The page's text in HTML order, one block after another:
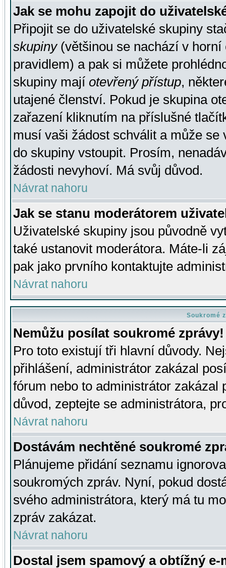
Jak se mohu zapojit do
Připojit se do uživatelské skupiny
skupiny(většinou se nachází v horní
pravidlem) a pak si můžete
skupiny mají otevřený přístup,
utajené členství. Pokud je skupina
zařazení kliknutím na příslušné
musí vaši žádost schválit a může se
do skupiny vstoupit. Prosím,
žádosti nevyhoví. Má svůj důvod.
Návrat nahoru
Jak se stanu moderátorem
Uživatelské skupiny jsou původně
také ustanovit moderátora. Máte-li
pak jako prvního kontaktujte
Návrat nahoru
Soukromé
Nemůžu posílat soukromé zprávy!
Pro toto existují tři hlavní důvody.
přihlášení, administrátor zakázal
fórum nebo to administrátor zakázal
důvod, zeptejte se administrátora,
Návrat nahoru
Dostávám nechtěné soukromé
Plánujeme přidání seznamu
soukromých zpráv. Nyní, pokud
svého administrátora, který má tu
zpráv zakázat.
Návrat nahoru
Dostal jsem spamový a obtížný